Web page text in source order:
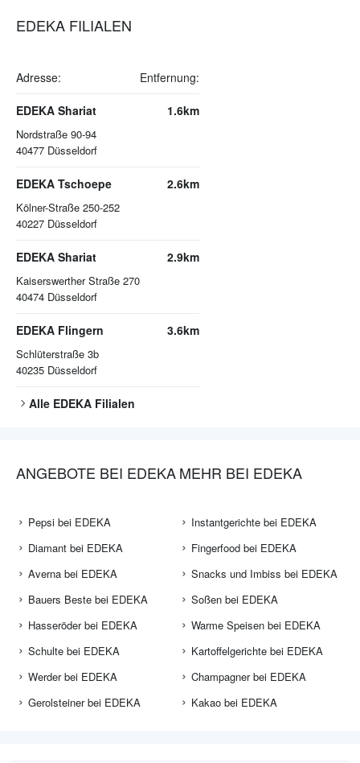
EDEKA FILIALEN
Adresse: Entfernung:
EDEKA Shariat
Nordstraße 90-94
40477 Düsseldorf
1.6km
EDEKA Tschoepe
Kölner-Straße 250-252
40227 Düsseldorf
2.6km
EDEKA Shariat
Kaiserswerther Straße 270
40474 Düsseldorf
2.9km
EDEKA Flingern
Schlüterstraße 3b
40235 Düsseldorf
3.6km
Alle EDEKA Filialen
ANGEBOTE BEI EDEKA
Pepsi bei EDEKA
Diamant bei EDEKA
Averna bei EDEKA
Bauers Beste bei EDEKA
Hasseröder bei EDEKA
Schulte bei EDEKA
Werder bei EDEKA
Gerolsteiner bei EDEKA
MEHR BEI EDEKA
Instantgerichte bei EDEKA
Fingerfood bei EDEKA
Snacks und Imbiss bei EDEKA
Soßen bei EDEKA
Warme Speisen bei EDEKA
Kartoffelgerichte bei EDEKA
Champagner bei EDEKA
Kakao bei EDEKA